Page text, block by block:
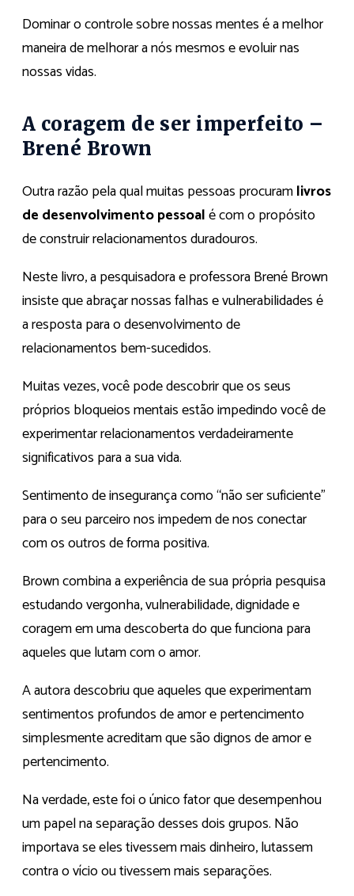
Dominar o controle sobre nossas mentes é a melhor
maneira de melhorar a nós mesmos e evoluir nas
nossas vidas.
A coragem de ser imperfeito –
Brené Brown
Outra razão pela qual muitas pessoas procuramlivros
de desenvolvimento pessoalé com o propósito
de construir relacionamentos duradouros.
Neste livro, a pesquisadora e professora Brené Brown
insiste que abraçar nossas falhas e vulnerabilidades é
a resposta para o desenvolvimento de
relacionamentos bem-sucedidos.
Muitas vezes, você pode descobrir que os seus
próprios bloqueios mentais estão impedindo você de
experimentar relacionamentos verdadeiramente
significativos para a sua vida.
Sentimento de insegurança como “não ser suficiente”
para o seu parceiro nos impedem de nos conectar
com os outros de forma positiva.
Brown combina a experiência de sua própria pesquisa
estudando vergonha, vulnerabilidade, dignidade e
coragem em uma descoberta do que funciona para
aqueles que lutam com o amor.
A autora descobriu que aqueles que experimentam
sentimentos profundos de amor e pertencimento
simplesmente acreditam que são dignos de amor e
pertencimento.
Na verdade, este foi o único fator que desempenhou
um papel na separação desses dois grupos. Não
importava se eles tivessem mais dinheiro, lutassem
contra o vício ou tivessem mais separações.